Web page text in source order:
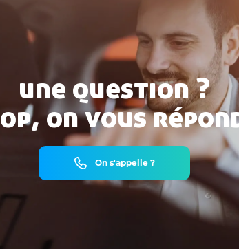
une question ?
on vous
On s'appelle ?